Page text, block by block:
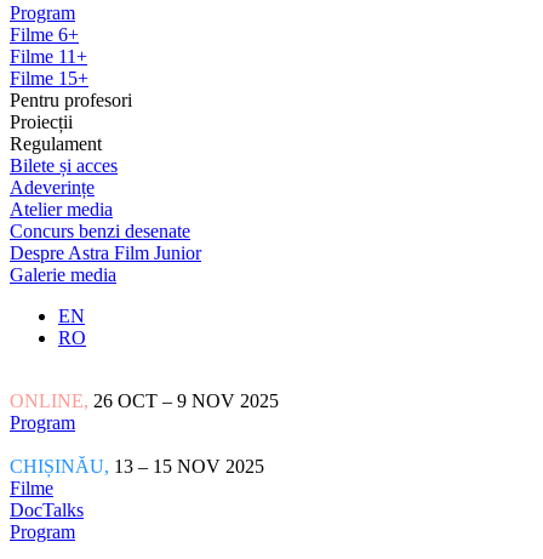
Program
Filme 6+
Filme 11+
Filme 15+
Pentru profesori
Proiecții
Regulament
Bilete și acces
Adeverințe
Atelier media
Concurs benzi desenate
Despre Astra Film Junior
Galerie media
EN
RO
ONLINE, 26 OCT – 9 NOV 2025
Program
CHIȘINĂU, 13 – 15 NOV 2025
Filme
DocTalks
Program